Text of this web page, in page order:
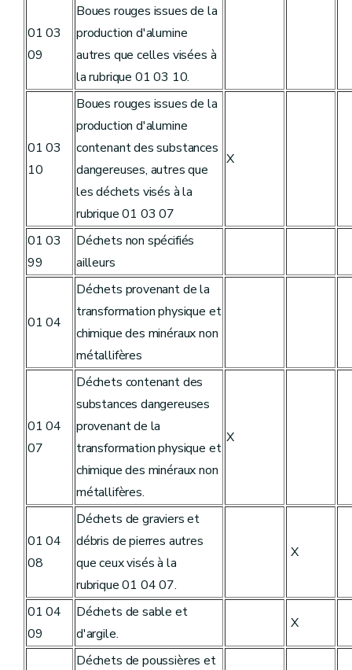
01 03
09
Boues rouges issues de la
production d'alumine
autres que celles visées à
la rubrique 01 03 10.
01 03
10
Boues rouges issues de la
production d'alumine
contenant des substances
dangereuses, autres que
les déchets visés à la
rubrique 01 03 07
X
01 03
99
Déchets non spécifiés
ailleurs
01 04
Déchets provenant de la
transformation physique et
chimique des minéraux non
métallifères
01 04
07
Déchets contenant des
substances dangereuses
provenant de la
transformation physique et
chimique des minéraux non
métallifères.
X
01 04
08
Déchets de graviers et
débris de pierres autres
que ceux visés à la
rubrique 01 04 07.
X
01 04
09
Déchets de sable et
d'argile.
X
Déchets de poussières et